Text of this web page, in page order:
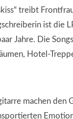
treibt
ist die
Jahre. Die
Hotel-
machen den